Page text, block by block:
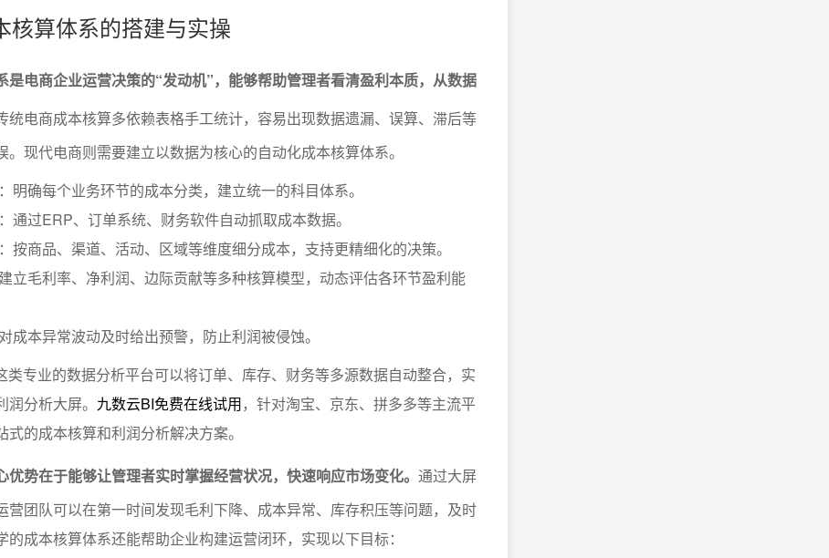
核算体系的搭建与实操
是电商企业运营决策的“发动机”，能够帮助管理者看清盈利本质，从数据
统电商成本核算多依赖表格手工统计，容易出现数据遗漏、误算、滞后等
。现代电商则需要建立以数据为核心的自动化成本核算体系。
明确每个业务环节的成本分类，建立统一的科目体系。
通过ERP、订单系统、财务软件自动抓取成本数据。
按商品、渠道、活动、区域等维度细分成本，支持更精细化的决策。
立毛利率、净利润、边际贡献等多种核算模型，动态评估各环节盈利能
成本异常波动及时给出预警，防止利润被侵蚀。
类专业的数据分析平台可以将订单、库存、财务等多源数据自动整合，实
分析大屏。 九数云BI免费在线试用，针对淘宝、京东、拼多多等主流平
的成本核算和利润分析解决方案。
优势在于能够让管理者实时掌握经营状况，快速响应市场变化。 通过大屏
营团队可以在第一时间发现毛利下降、成本异常、库存积压等问题，及时
的成本核算体系还能帮助企业构建运营闭环，实现以下目标：